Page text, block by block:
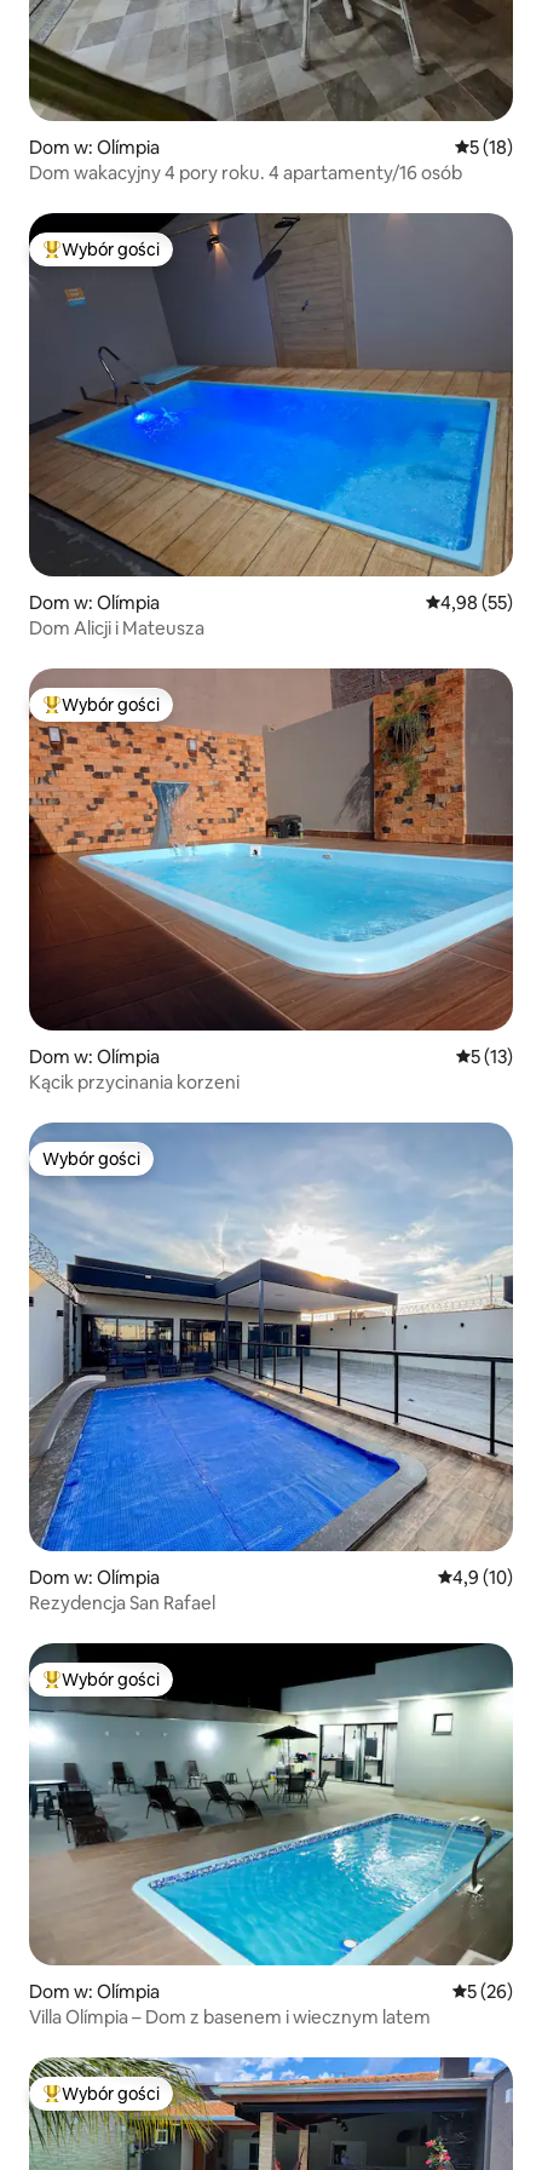
Dom w: Olímpia Średnia
5 (18)
Dom wakacyjny 4 pory roku. 4 apartamenty/16 osób
Najpopularniejsze z kategorii Wybór gości
Wybór gości
Dom w: Olímpia Średnia
4,98 (55)
Dom Alicji i Mateusza
Najpopularniejsze z kategorii Wybór gości
Wybór gości
Dom w: Olímpia Średnia
5 (13)
Kącik przycinania korzeni
Wybór gości
Wybór gości
Dom w: Olímpia Średnia
4,9 (10)
Rezydencja San Rafael
Najpopularniejsze z kategorii Wybór gości
Wybór gości
Dom w: Olímpia Średnia
5 (26)
Villa Olímpia – Dom z basenem i wiecznym latem
Najpopularniejsze z kategorii Wybór gości
Wybór gości